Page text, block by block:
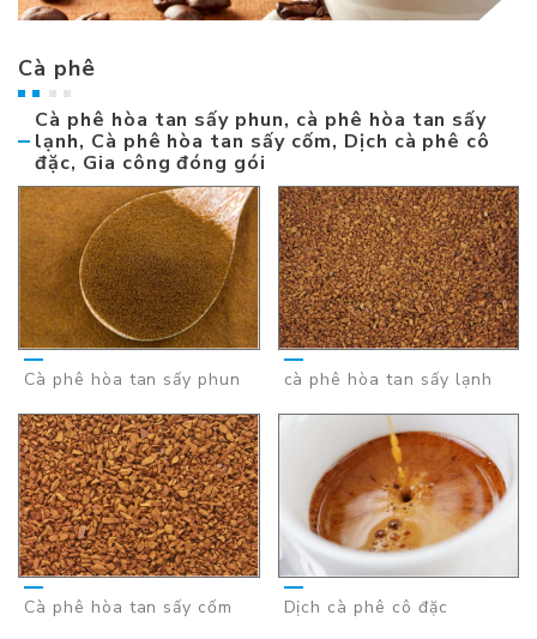
Cà phê
Cà phê hòa tan sấy phun, cà phê hòa tan sấy
lạnh, Cà phê hòa tan sấy cốm, Dịch cà phê cô
đặc, Gia công đóng gói
Cà phê hòa tan sấy phun cà phê hòa tan sấy lạnh
Cà phê hòa tan sấy cốm Dịch cà phê cô đặc